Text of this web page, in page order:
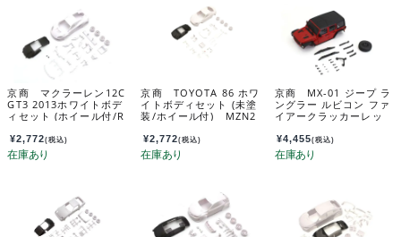
京商 マクラーレン12C
GT3 2013ホワイトボデ
ィセット (ホイール付/R
¥2,772(税込)
京商 TOYOTA 86 ホワ
イトボディセット (未塗
装/ホイール付) MZN2
¥2,772(税込)
京商 MX-01 ジープ ラ
ングラー ルビコン ファ
イアークラッカーレッ
¥4,455(税込)